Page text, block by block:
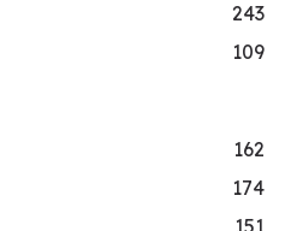
243
109
162
174